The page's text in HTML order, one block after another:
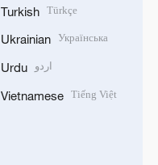
Turkish Türkçe
Ukrainian Українська
Urdu اردو
Vietnamese Tiếng Việt